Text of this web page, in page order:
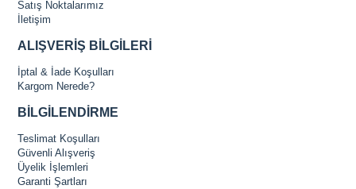
Satış Noktalarımız
İletişim
ALIŞVERİŞ BİLGİLERİ
İptal & İade Koşulları
Kargom Nerede?
BİLGİLENDİRME
Teslimat Koşulları
Güvenli Alışveriş
Üyelik İşlemleri
Garanti Şartları